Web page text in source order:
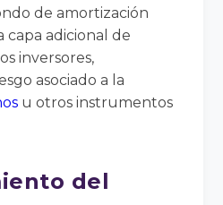
de amortización
adicional de
inversores,
asociado a la
u otros instrumentos
del